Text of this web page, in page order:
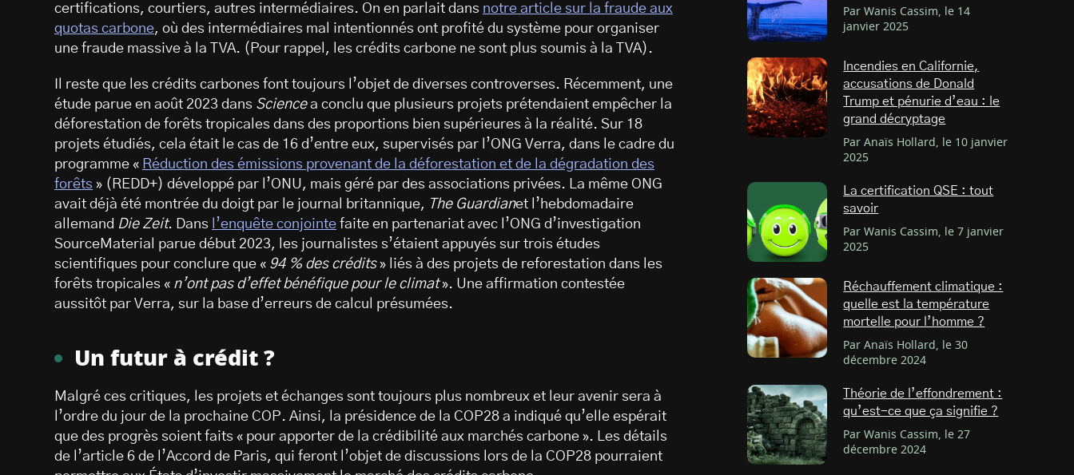
certifications, courtiers, autres intermédiaires. On en parlait dans notre article sur la fraude aux
quotas carbone, où des intermédiaires mal intentionnés ont profité du système pour organiser
une fraude massive à la TVA. (Pour rappel, les crédits carbone ne sont plus soumis à la TVA).
Il reste que les crédits carbones font toujours l’objet de diverses controverses. Récemment, une
étude parue en août 2023 dans Sciencea conclu que plusieurs projets prétendaient empêcher la
déforestation de forêts tropicales dans des proportions bien supérieures à la réalité. Sur 18
projets étudiés, cela était le cas de 16 d’entre eux, supervisés par l’ONG Verra, dans le cadre du
programme « Réduction des émissions provenant de la déforestation et de la dégradation des
forêts » (REDD+) développé par l’ONU, mais géré par des associations privées. La même ONG
avait déjà été montrée du doigt par le journal britannique, The Guardianet l’hebdomadaire
allemand Die Zeit. Dans l’enquête conjointe faite en partenariat avec l’ONG d’investigation
SourceMaterial parue début 2023, les journalistes s’étaient appuyés sur trois études
scientifiques pour conclure que « 94 % des crédits» liés à des projets de reforestation dans les
forêts tropicales « n’ont pas d’effet bénéfique pour le climat». Une affirmation contestée
aussitôt par Verra, sur la base d’erreurs de calcul présumées.
Un futur à crédit ?
Malgré ces critiques, les projets et échanges sont toujours plus nombreux et leur avenir sera à
l’ordre du jour de la prochaine COP. Ainsi, la présidence de la COP28 a indiqué qu’elle espérait
que des progrès soient faits « pour apporter de la crédibilité aux marchés carbone ». Les détails
de l’article 6 de l’Accord de Paris, qui feront l’objet de discussions lors de la COP28 pourraient
Par Wanis Cassim, le 14
janvier 2025
Incendies en Californie,
accusations de Donald
Trump et pénurie d’eau : le
grand décryptage
Par Anaïs Hollard, le 10 janvier
2025
La certification QSE : tout
savoir
Par Wanis Cassim, le 7 janvier
2025
Réchauffement climatique :
quelle est la température
mortelle pour l’homme ?
Par Anaïs Hollard, le 30
décembre 2024
Théorie de l’effondrement :
qu’est-ce que ça signifie ?
Par Wanis Cassim, le 27
décembre 2024